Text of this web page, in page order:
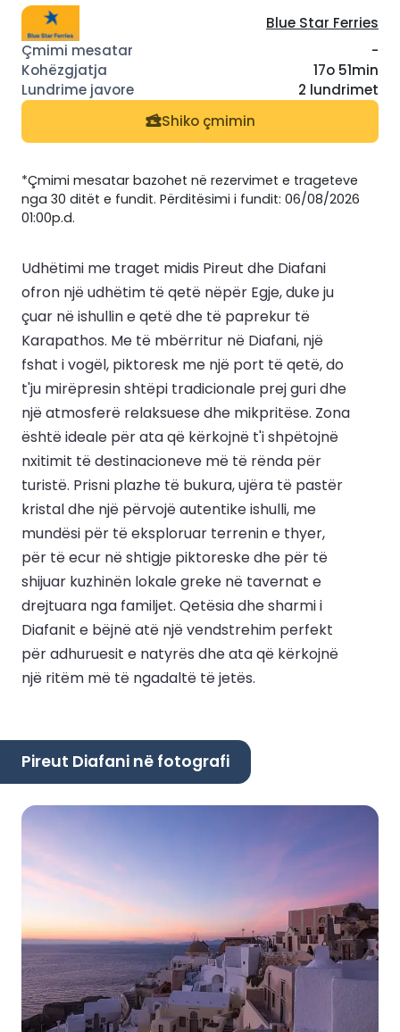
Blue Star Ferries
-
17o 51min
2 lundrimet
Shiko çmimin
*Çmimi mesatar bazohet në rezervimet e trageteve
nga 30 ditët e fundit. Përditësimi i fundit: 06/08/2026
01:00p.d.
Udhëtimi me traget midis Pireut dhe Diafani
ofron një udhëtim të qetë nëpër Egje, duke ju
çuar në ishullin e qetë dhe të paprekur të
Karapathos. Me të mbërritur në Diafani, një
fshat i vogël, piktoresk me një port të qetë, do
t'ju mirëpresin shtëpi tradicionale prej guri dhe
një atmosferë relaksuese dhe mikpritëse. Zona
është ideale për ata që kërkojnë t'i shpëtojnë
nxitimit të destinacioneve më të rënda për
turistë. Prisni plazhe të bukura, ujëra të pastër
kristal dhe një përvojë autentike ishulli, me
mundësi për të eksploruar terrenin e thyer,
për të ecur në shtigje piktoreske dhe për të
shijuar kuzhinën lokale greke në tavernat e
drejtuara nga familjet. Qetësia dhe sharmi i
Diafanit e bëjnë atë një vendstrehim perfekt
për adhuruesit e natyrës dhe ata që kërkojnë
një ritëm më të ngadaltë të jetës.
Pireut Diafani në fotografi